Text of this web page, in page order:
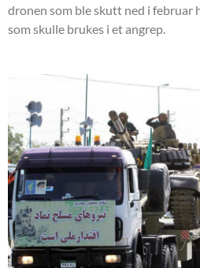
dronen som ble skutt ned i februar
som skulle brukes i et angrep.